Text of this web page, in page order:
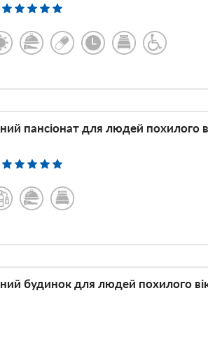
пансіонат для людей похилого
будинок для людей похилого